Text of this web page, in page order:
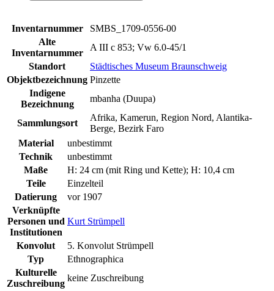
Inventarnummer
SMBS_1709-0556-00
Alte
Inventarnummer
A III c 853; Vw 6.0-45/1
Standort
Städtisches Museum Braunschweig
Objektbezeichnung Pinzette
Indigene
Bezeichnung
mbanha (Duupa)
Sammlungsort
Afrika, Kamerun, Region Nord, Alantika-
Berge, Bezirk Faro
Material
unbestimmt
Technik
unbestimmt
Maße
H: 24 cm (mit Ring und Kette); H: 10,4 cm
Teile
Einzelteil
Datierung
vor 1907
Verknüpfte
Personen und
Institutionen
Kurt Strümpell
Konvolut
5. Konvolut Strümpell
Typ
Ethnographica
Kulturelle
Zuschreibung
keine Zuschreibung